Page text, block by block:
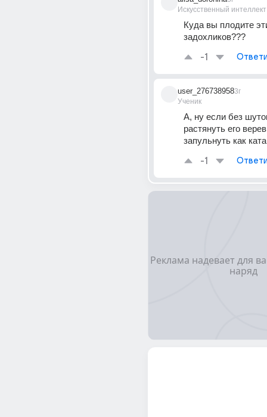
Искусственный интеллект
Куда вы плодите
задохликов???
-1
user_276738958
Ученик
3г
А, ну если без
растянуть его
запульнуть как
-1